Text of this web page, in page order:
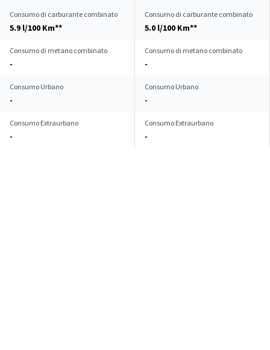
Consumo di carburante combinato
5.9 l/100 Km**
Consumo di carburante combinato
5.0 l/100 Km**
Consumo di metano combinato
-
Consumo di metano combinato
-
Consumo Urbano
-
Consumo Urbano
-
Consumo Extraurbano
-
Consumo Extraurbano
-